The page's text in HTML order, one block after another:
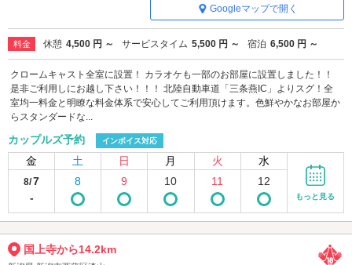
Googleマップで開く
料金 休憩 4,500 円 ～ サービスタイム 5,500 円 ～ 宿泊 6,500 円 ～
クロームキャスト全室に設置！ カラオケも一部のお部屋に設置しました！！
是非ご利用しにお越し下さい！！！ 北陸自動車道「三条燕IC」よりスグ！全
室均一料金と明瞭な料金体系で安心してご利用頂けます。色鮮やかなお部屋か
らスタンダードな...
カップルズ予約 インボイス対応
金 土 日 月 火 水
8/7
-
8 9 10 11 12
もっと見る
国上寺から14.2km